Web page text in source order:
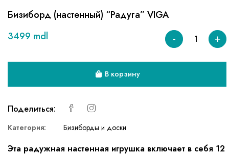
Бизиборд (настенный) “Радуга” VIGA
3499 mdl
- +
В корзину
Поделиться:
Категория: Бизиборды и доски
Эта радужная настенная игрушка включает в себя 12